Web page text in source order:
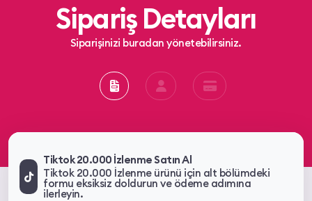
Sipariş Detayları
Siparişinizi buradan yönetebilirsiniz.
Tiktok 20.000 İzlenme Satın Al
Tiktok 20.000 İzlenme ürünü için alt bölümdeki
formu eksiksiz doldurun ve ödeme adımına
ilerleyin.